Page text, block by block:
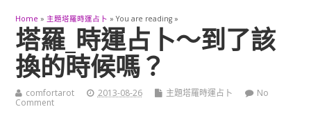
Home » 主題塔羅時運占卜 » You are reading »
塔羅_時運占卜～到了該
換的時候嗎？
comfortarot 2013-08-26 主題塔羅時運占卜
No
Comment